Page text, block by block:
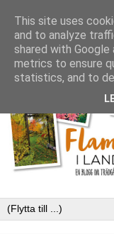
This site uses
and to analyze
shared with
metrics to ensure
statistics, and to